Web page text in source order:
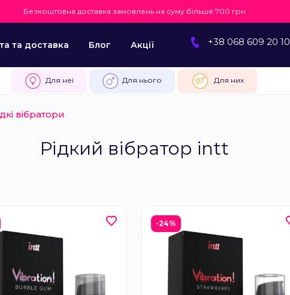
Безкоштовна доставка замовлень на суму більше 700 грн
та доставка Блог Акції +38 068 609 20 10
Для неї Для нього Для них
вібратори
Рідкий вібратор intt
-24%